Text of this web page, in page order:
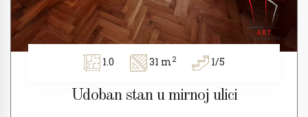
1.0 31 m2 1/5
Udoban stan u mirnoj ulici